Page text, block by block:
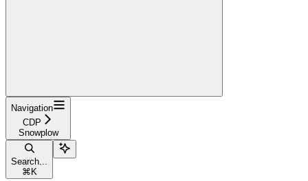
Navigation
CDP
Snowplow
Search...
⌘ K